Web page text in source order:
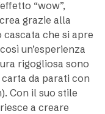
“wow”,
grazie alla
che si apre
un’esperienza
rigogliosa sono
da parati con
Con il suo stile
a creare